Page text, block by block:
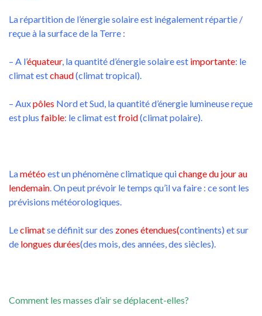
La répartition de l’énergie solaire est inégalement répartie /
reçue à la surface de la Terre :
– A l’équateur, la quantité d’énergie solaire est importante: le
climat estchaud(climat tropical).
– Auxpôles Nord et Sud, la quantité d’énergie lumineuse reçue
est plus faible: le climat estfroid(climat polaire).
Lamétéoest un phénomène climatique quichange du jour au
lendemain. On peut prévoir le temps qu’il va faire : ce sont les
prévisions météorologiques.
Leclimatse définit sur des zones étendues(continents) et sur
de longues durées(des mois, des années, des siècles).
Comment les masses d’air se déplacent-elles?